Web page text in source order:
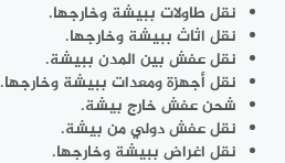
نقل طاولات ببيشة وخارجها.
نقل اثاث ببيشة وخارجها.
نقل عفش بين المدن ببيشة.
نقل أجهزة ومعدات ببيشة وخارجها.
شحن عفش خارج بيشة.
نقل عفش دولي من بيشة.
نقل اغراض ببيشة وخارجها.